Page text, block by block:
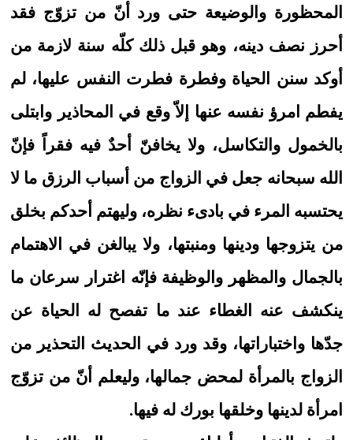
المحظورة والوضيعة حتى ورد أنّ من تزوّج فقد
أحرز نصف دينه، وهو قبل ذلك كلّه سنة لازمة من
أوكد سنن الحياة وفطرة فطرت النفس عليها، لم
يفطم امرؤ نفسه عنها إلاّ وقع في المحاذير وابتلى
بالخمول والتكاسل، ولا يخافنّ أحدٌ فيه فقراً فإنّ
الله سبحانه جعل في الزواج من أسباب الرزق ما لا
يحتسبه المرء في بادىء نظره، وليهتم أحدكم بخلق
من يتزوجها ودينها ومنبتها، ولا يبالغن في الاهتمام
بالجمال والمظهر والوظيفة فإنّه اغترار سرعان ما
ينكشف عنه الغطاء عند ما تفصح له الحياة عن
جدّها واختباراتها، وقد ورد في الحديث التحذير من
الزواج بالمرأة لمحض جمالها، وليعلم أنّ من تزوّج
امرأة لدينها وخلقها بورك له فيها.